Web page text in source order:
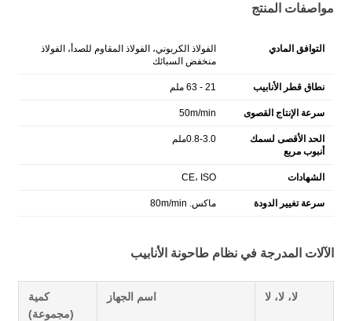
مواصفات المنتج
التوافق المادي
الفولاذ الكربوني، الفولاذ المقاوم للصدأ، الفولاذ
منخفض السبائك
نطاق قطر الأنابيب 21 - 63 ملم
سرعة الإنتاج القصوى 50m/min
الحد الأقصى لسمك
أنبوب مربع
0.8-3.0ملم
الشهادات CE، ISO
سرعة تغيير الدودة ماكس. 80m/min
الآلات المدرجة في نظام طاحونة الأنابيب
لا، لا، لا اسم الجهاز
كمية
(مجموعة)